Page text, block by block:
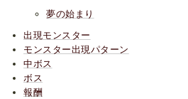
夢の始まり
出現モンスター
モンスター出現パターン
中ボス
ボス
報酬